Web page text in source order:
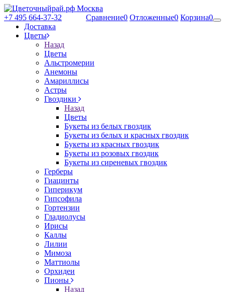
+7 495 664-37-32 Сравнение0 Отложенные0 Корзина0
Доставка
Цветы
Назад
Цветы
Альстромерии
Анемоны
Амариллисы
Астры
Гвоздики
Назад
Цветы
Букеты из белых гвоздик
Букеты из белых и красных гвоздик
Букеты из красных гвоздик
Букеты из розовых гвоздик
Букеты из сиреневых гвоздик
Герберы
Гиацинты
Гиперикум
Гипсофила
Гортензии
Гладиолусы
Ирисы
Каллы
Лилии
Мимоза
Маттиолы
Орхидеи
Пионы
Назад